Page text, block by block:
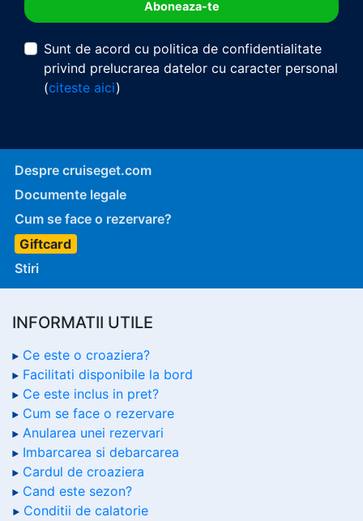
Sunt de acord cu politica de confidentialitate
privind prelucrarea datelor cu caracter personal
(citeste aici)
Despre cruiseget.com
Documente legale
Cum se face o rezervare?
Giftcard
Stiri
INFORMATII UTILE
Ce este o croaziera?
Facilitati disponibile la bord
Ce este inclus in pret?
Cum se face o rezervare
Anularea unei rezervari
Imbarcarea si debarcarea
Cardul de croaziera
Cand este sezon?
Conditii de calatorie